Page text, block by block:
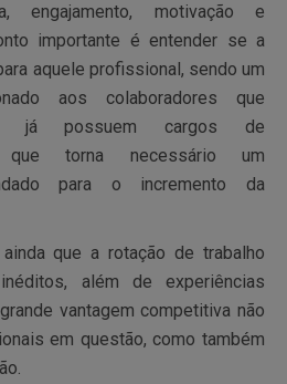
engajamento, motivação e
importante é entender se a
aquele profissional, sendo um
aos colaboradores que
já possuem cargos de
que torna necessário um
para o incremento da
que a rotação de trabalho
além de experiências
vantagem competitiva não
em questão, como também